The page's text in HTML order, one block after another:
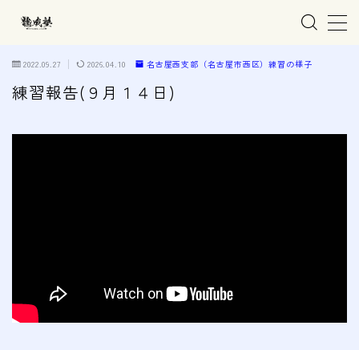
MENU
清須市の道場
2022.09.27 2026.04.10 名古屋西支部（名古屋市西区）練習の様子
練習報告(９月１４日)